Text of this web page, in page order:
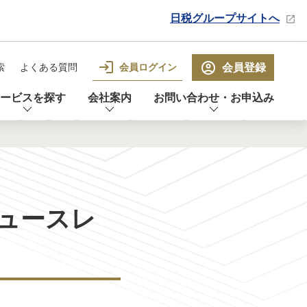
日税グループサイトへ
よくある質問 会員ログイン 会員登録
ビスを探す 会社案内 お問い合わせ・お申込み
ースレ